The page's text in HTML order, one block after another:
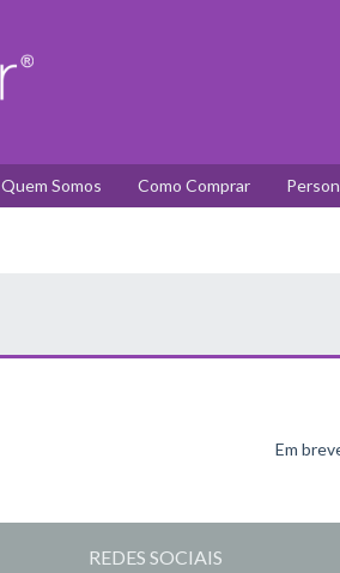
Quem Somos Como Comprar
Em
REDES SOCIAIS